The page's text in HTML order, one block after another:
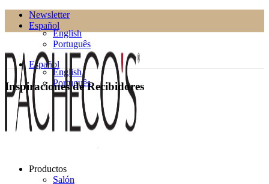
Newsletter
Español
English
Português
Español
English
Português
Productos
Salón
Inspiraciones de Recibidores